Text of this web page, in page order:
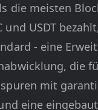
die meisten
und USDT
- eine
die
mit
eine